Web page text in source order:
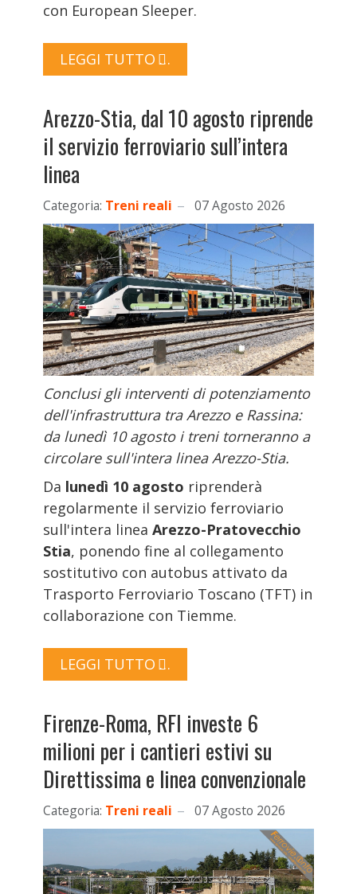
con European Sleeper.
LEGGI TUTTO …
Arezzo-Stia, dal 10 agosto riprende
il servizio ferroviario sull’intera
linea
Categoria: Treni reali 07 Agosto 2026
Conclusi gli interventi di potenziamento
dell'infrastruttura tra Arezzo e Rassina:
da lunedì 10 agosto i treni torneranno a
circolare sull'intera linea Arezzo-Stia.
Da lunedì 10 agosto riprenderà
regolarmente il servizio ferroviario
sull'intera linea Arezzo-Pratovecchio
Stia, ponendo fine al collegamento
sostitutivo con autobus attivato da
Trasporto Ferroviario Toscano (TFT) in
collaborazione con Tiemme.
LEGGI TUTTO …
Firenze-Roma, RFI investe 6
milioni per i cantieri estivi su
Direttissima e linea convenzionale
Categoria: Treni reali 07 Agosto 2026